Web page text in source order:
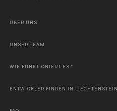
ÜBER UNS
UNSER TEAM
WIE FUNKTIONIERT ES?
ENTWICKLER FINDEN IN LIECHTENSTEIN